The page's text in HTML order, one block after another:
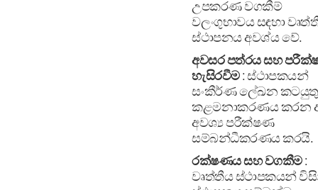
උපකරණ වගකීම්
වලංගුභාවය සඳහා
ස්ථාපනය අවශ්ය වේ.
අවසර පත්රය සහ
හැසිරවීම: ස්ථාපකයන්
සංකීර්ණ ලේඛන කටයුතු
කළමනාකරණය කරන
අවශ්‍ය පරීක්ෂණ
සම්බන්ධීකරණය කරයි.
රක්ෂණය සහ වගකීම:
වෘත්තීය ස්ථාපකයන්